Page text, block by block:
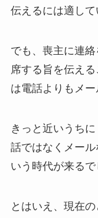
伝えるには適して
でも、喪主に連
席する旨を伝え
は電話よりもメー
きっと近いうち
話ではなくメー
いう時代が来るで
とはいえ、現在